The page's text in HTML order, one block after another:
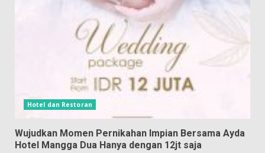
Hotel dan Restoran
Wujudkan Momen Pernikahan Impian Bersama Ayda
Hotel Mangga Dua Hanya dengan 12jt saja